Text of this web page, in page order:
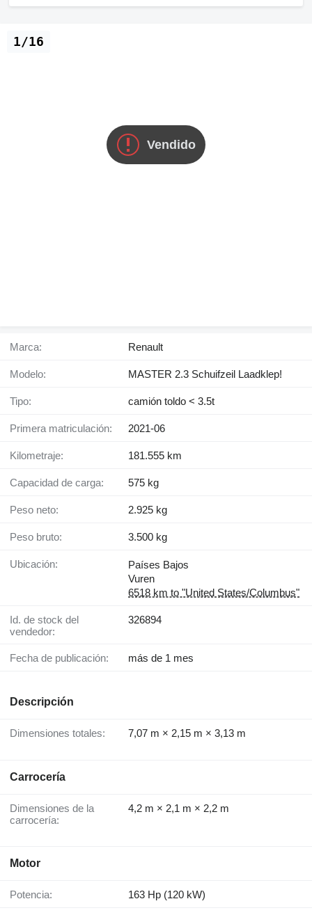
Vendido
1/16
Marca: Renault
Modelo: MASTER 2.3 Schuifzeil Laadklep!
Tipo: camión toldo < 3.5t
Primera matriculación: 2021-06
Kilometraje: 181.555 km
Capacidad de carga: 575 kg
Peso neto: 2.925 kg
Peso bruto: 3.500 kg
Ubicación:
Países Bajos
Vuren
6518 km to "United States/Columbus"
Id. de stock del
vendedor:
326894
Fecha de publicación: más de 1 mes
Descripción
Dimensiones totales: 7,07 m × 2,15 m × 3,13 m
Carrocería
Dimensiones de la
carrocería:
4,2 m × 2,1 m × 2,2 m
Motor
Potencia: 163 Hp (120 kW)